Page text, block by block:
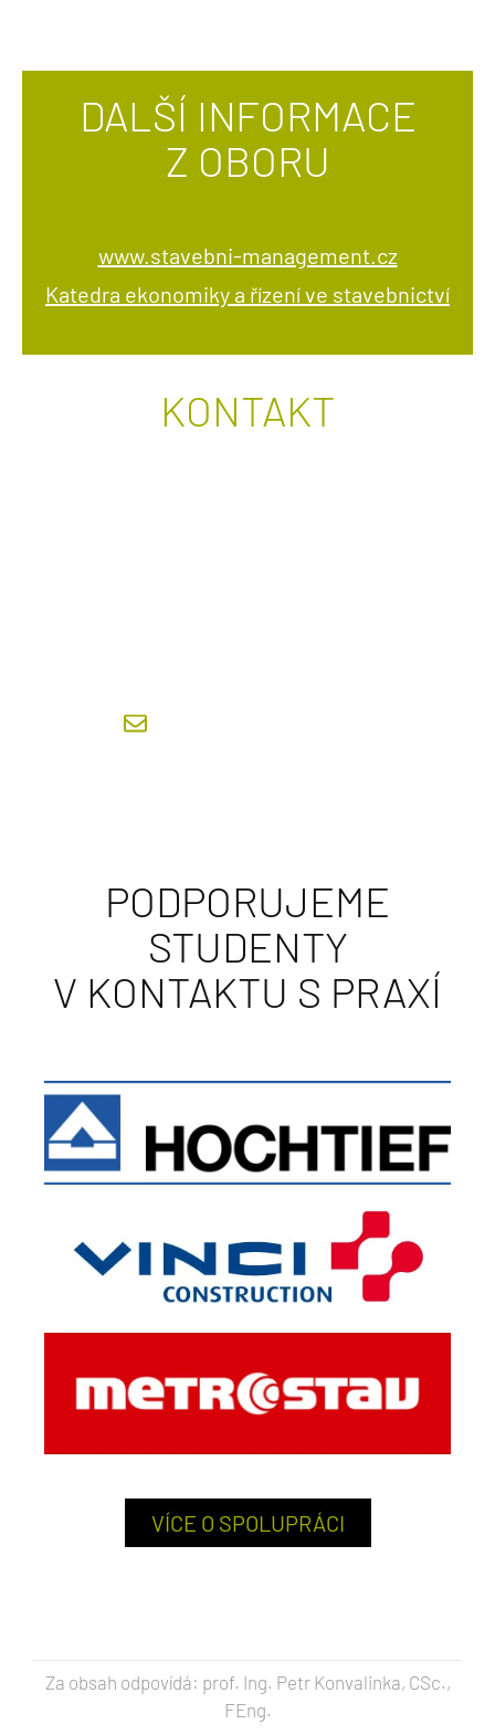
DALŠÍ INFORMACE
Z OBORU
www.stavebni-management.cz
Katedra ekonomiky a řízení ve stavebnictví
KONTAKT
PODPORUJEME
STUDENTY
V KONTAKTU S PRAXÍ
VÍCE O SPOLUPRÁCI
Za obsah odpovídá: prof. Ing. Petr Konvalinka, CSc.,
FEng.